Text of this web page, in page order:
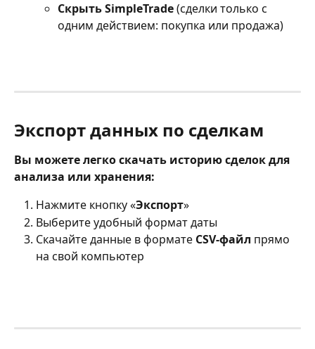
Скрыть SimpleTrade (сделки только с
одним действием: покупка или продажа)
Экспорт данных по сделкам
Вы можете легко скачать историю сделок для
анализа или хранения:
Нажмите кнопку «Экспорт»
Выберите удобный формат даты
Скачайте данные в формате CSV-файл прямо
на свой компьютер